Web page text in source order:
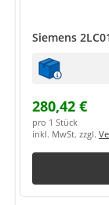
Siemens
280,42 €
pro 1 Stück
inkl. MwSt. zzgl.